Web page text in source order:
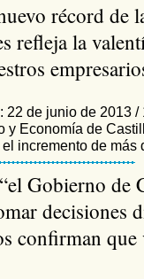
récord de
refleja la
de junio de 2013 /
y Economía de
incremento de más
Gobierno de
decisiones
confirman que